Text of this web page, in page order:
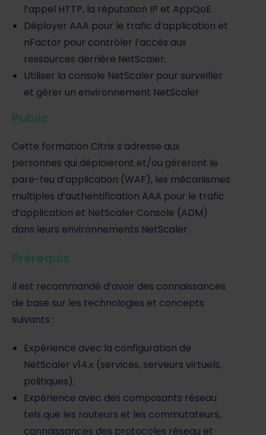
l’appel HTTP, la réputation IP et AppQoE.
Déployer AAA pour le trafic d’application et
nFactor pour contrôler l’accès aux
ressources derrière NetScaler.
Utiliser la console NetScaler pour surveiller
et gérer un environnement NetScaler
Public
Cette formation Citrix s’adresse aux
personnes qui déploieront et/ou géreront le
pare-feu d’application (WAF), les mécanismes
multiples d’authentification AAA pour le trafic
d’application et NetScaler Console (ADM)
dans leurs environnements NetScaler.
Prérequis
Il est recommandé d’avoir des connaissances
de base sur les technologies et concepts
suivants :
Expérience avec la configuration de
NetScaler v14.x (services, serveurs virtuels,
politiques),
Expérience avec des composants réseau
tels que les routeurs et les commutateurs,
connaissances des protocoles réseau et